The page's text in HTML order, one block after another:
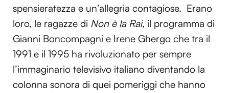
spensieratezza e un’allegria contagiose. Erano
loro, le ragazze di Non è la Rai, il programma di
Gianni Boncompagni e Irene Ghergo che tra il
1991 e il 1995 ha rivoluzionato per sempre
l’immaginario televisivo italiano diventando la
colonna sonora di quei pomeriggi che hanno